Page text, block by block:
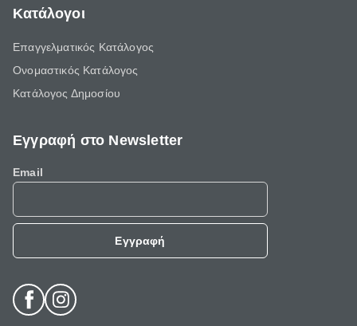
Κατάλογοι
Επαγγελματικός Κατάλογος
Ονομαστικός Κατάλογος
Κατάλογος Δημοσίου
Εγγραφή στο Newsletter
Email
Εγγραφή